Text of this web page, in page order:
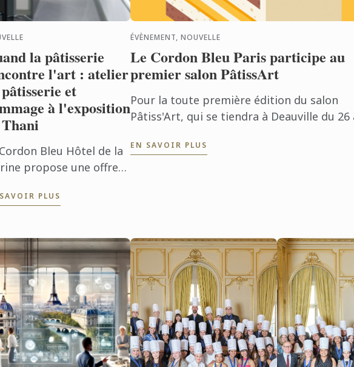
la pâtisserie
l'art : atelier
et
à l'exposition
Bleu Hôtel de la
propose une offre
d’une exposition.
PLUS
ÉVÈNEMENT, NOUVELLE
Le Cordon Bleu Paris participe au
premier salon PâtissArt
Pour la toute première édition du salon
Pâtiss'Art, qui se tiendra à Deauville du 26
est fier de participer à cet ...
EN SAVOIR PLUS